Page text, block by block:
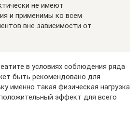
не имеют
и применимы ко всем
вне зависимости от
в условиях соблюдения ряда
быть рекомендовано для
именно такая физическая нагрузка
эффект для всего